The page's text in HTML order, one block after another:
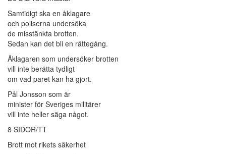
Samtidigt ska en åklagare
och poliserna undersöka
de misstänkta brotten.
Sedan kan det bli en rättegång.
Åklagaren som undersöker brotten
vill inte berätta tydligt
om vad paret kan ha gjort.
Pål Jonsson som är
minister för Sveriges militärer
vill inte heller säga något.
8 SIDOR/TT
Brott mot rikets säkerhet